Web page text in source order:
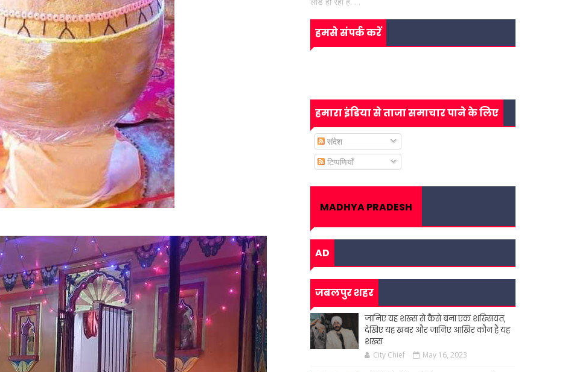
हमसे संपर्क करें
हमारा इंडिया से ताजा समाचार पाने के लिए
संदेश
टिप्पणियाँ
MADHYA PRADESH
AD
जबलपुर शहर
जानिए यह शख्स से कैसे बना एक शख्सियत,
देखिए यह खबर और जानिए आखिर कौन है यह
शख्स
City Chief May 16, 2023